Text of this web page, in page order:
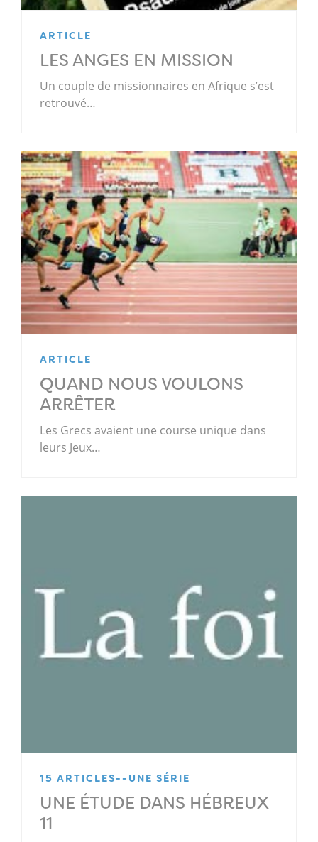
ARTICLE
LES ANGES EN MISSION
Un couple de missionnaires en Afrique s’est
retrouvé…
ARTICLE
QUAND NOUS VOULONS
ARRÊTER
Les Grecs avaient une course unique dans
leurs Jeux…
15 ARTICLES--UNE SÉRIE
UNE ÉTUDE DANS HÉBREUX
11